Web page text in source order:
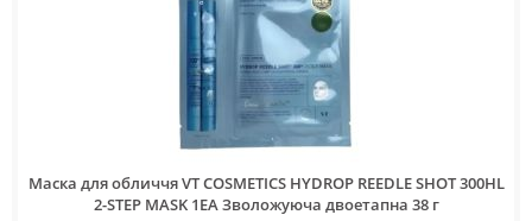
Маска для обличчя VT COSMETICS HYDROP REEDLE SHOT 300HL
2-STEP MASK 1EA Зволожуюча двоетапна 38 г